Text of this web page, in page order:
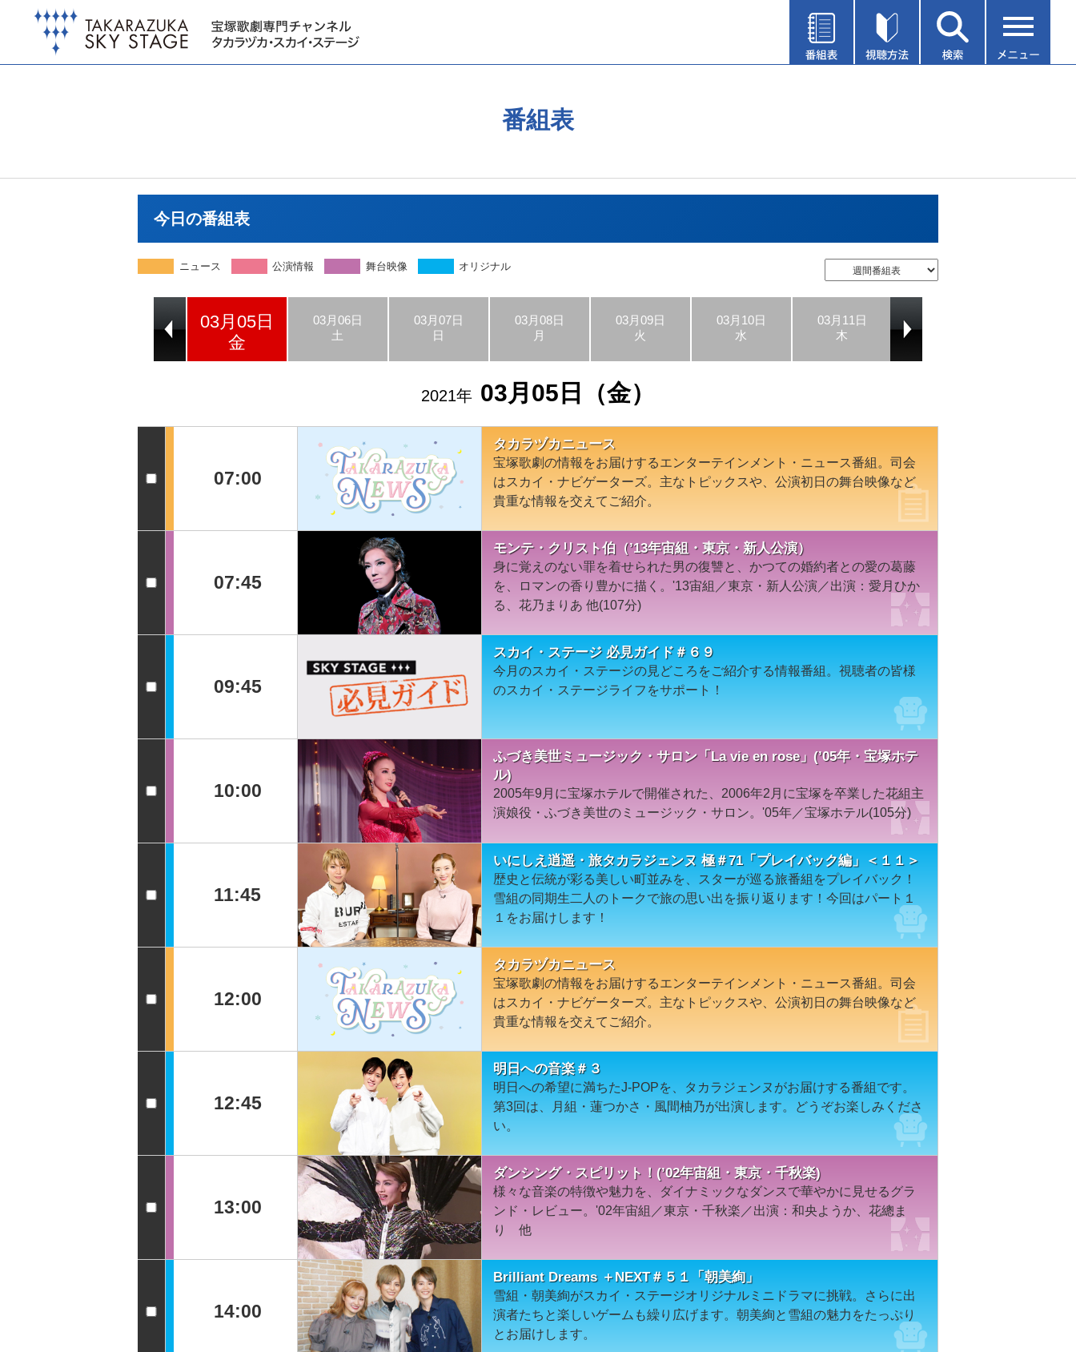
番組表
今日の番組表
ニュース 公演情報 舞台映像 オリジナル
03月05日
金
03月06日
土
03月07日
日
03月08日
月
03月09日
火
03月10日
水
03月11日
木
2021年 03月05日（金）
07:00
タカラヅカニュース
宝塚歌劇の情報をお届けするエンターテインメント・ニュース番組。司会
はスカイ・ナビゲーターズ。主なトピックスや、公演初日の舞台映像など
貴重な情報を交えてご紹介。
07:45
モンテ・クリスト伯（’13年宙組・東京・新人公演）
身に覚えのない罪を着せられた男の復讐と、かつての婚約者との愛の葛藤
を、ロマンの香り豊かに描く。'13宙組／東京・新人公演／出演：愛月ひか
る、花乃まりあ 他(107分)
09:45
スカイ・ステージ 必見ガイド＃６９
今月のスカイ・ステージの見どころをご紹介する情報番組。視聴者の皆様
のスカイ・ステージライフをサポート！
10:00
ふづき美世ミュージック・サロン「La vie en rose」(’05年・宝塚ホテ
ル)
2005年9月に宝塚ホテルで開催された、2006年2月に宝塚を卒業した花組主
演娘役・ふづき美世のミュージック・サロン。'05年／宝塚ホテル(105分)
11:45
いにしえ逍遥・旅タカラジェンヌ 極＃71「プレイバック編」＜１１＞
歴史と伝統が彩る美しい町並みを、スターが巡る旅番組をプレイバック！
雪組の同期生二人のトークで旅の思い出を振り返ります！今回はパート１
１をお届けします！
12:00
タカラヅカニュース
宝塚歌劇の情報をお届けするエンターテインメント・ニュース番組。司会
はスカイ・ナビゲーターズ。主なトピックスや、公演初日の舞台映像など
貴重な情報を交えてご紹介。
12:45
明日への音楽＃３
明日への希望に満ちたJ-POPを、タカラジェンヌがお届けする番組です。
第3回は、月組・蓮つかさ・風間柚乃が出演します。どうぞお楽しみくださ
い。
13:00
ダンシング・スピリット！(’02年宙組・東京・千秋楽)
様々な音楽の特徴や魅力を、ダイナミックなダンスで華やかに見せるグラ
ンド・レビュー。'02年宙組／東京・千秋楽／出演：和央ようか、花總ま
り 他
14:00
Brilliant Dreams ＋NEXT＃５１「朝美絢」
雪組・朝美絢がスカイ・ステージオリジナルミニドラマに挑戦。さらに出
演者たちと楽しいゲームも繰り広げます。朝美絢と雪組の魅力をたっぷり
とお届けします。